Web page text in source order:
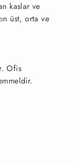
kaslar ve
üst, orta ve
Ofis